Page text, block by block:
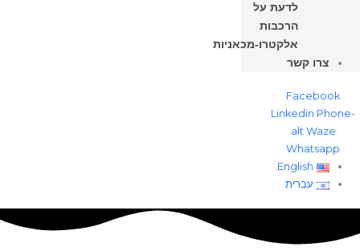
לדעת על
הרכבות
אלקטרו-מכאניות
צרו קשר
Facebook
Linkedin Phone-
alt Waze
Whatsapp
English
עברית